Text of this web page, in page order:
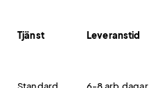
Tjänst Leveranstid
Standard 6-8 arb.dagar